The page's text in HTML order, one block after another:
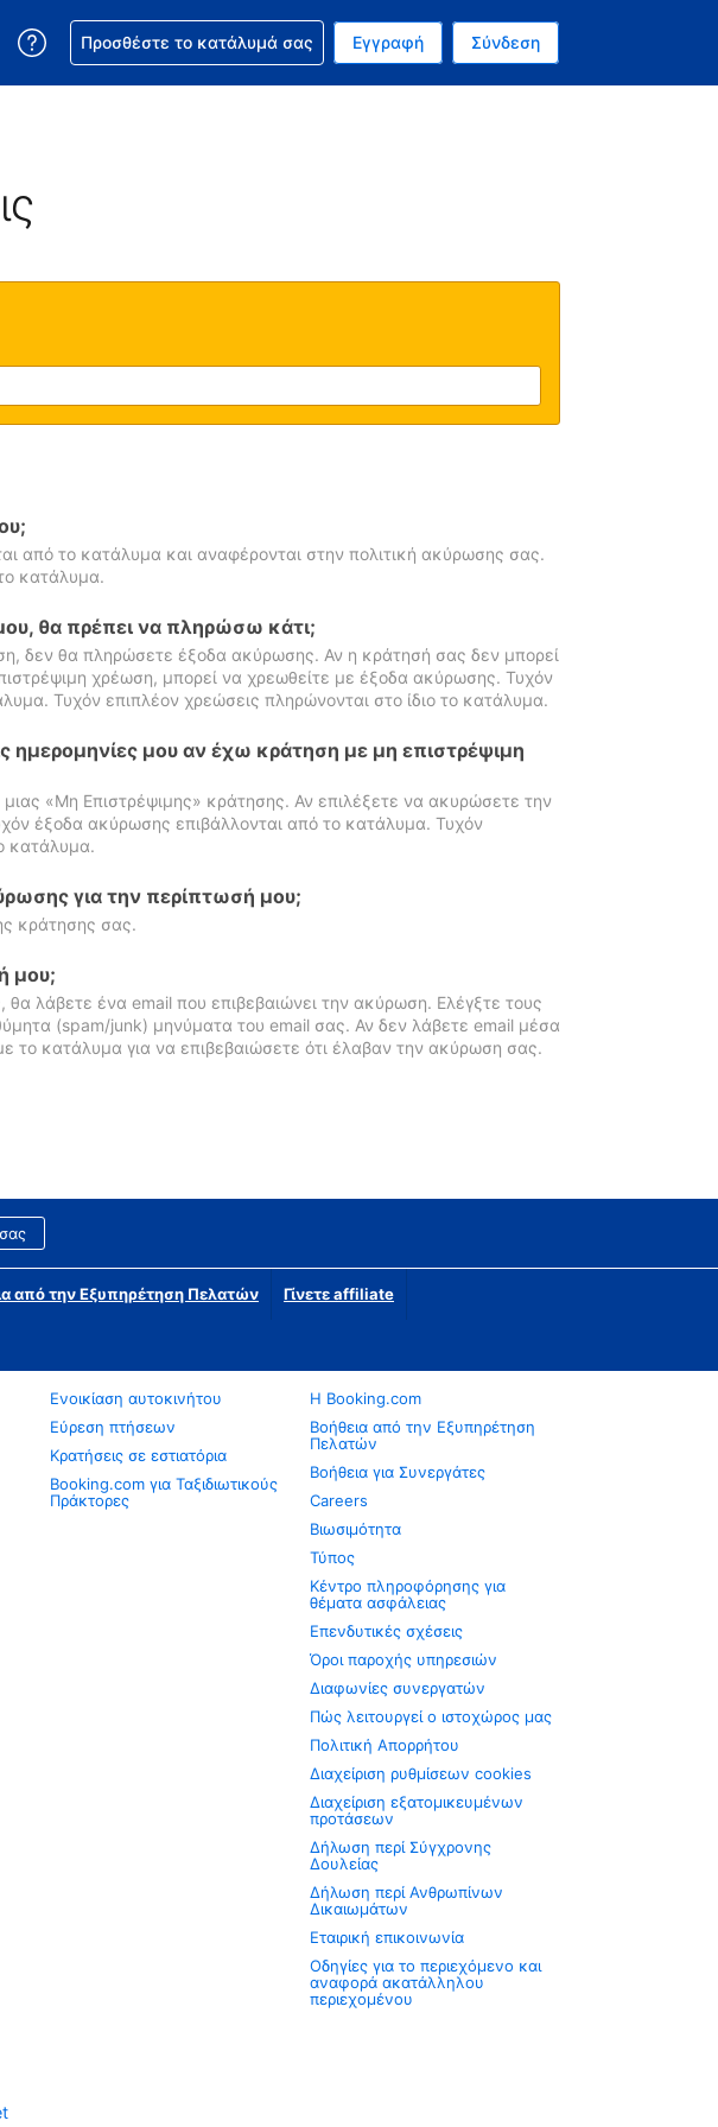
σας. Το τωρινό σας νόμισμα είναι Δολάριο Η.Π.Α.
τη γλώσσα σας. Η τωρινή σας γλώσσα είναι τα Ελληνικά
Βοήθεια για την κράτησή σας
Προσθέστε το κατάλυμά σας Εγγραφή Σύνδεση
από το κατάλυμα και αναφέρονται στην πολιτική ακύρωσης σας.
κατάλυμα.
θα πρέπει να πληρώσω κάτι;
δεν θα πληρώσετε έξοδα ακύρωσης. Αν η κράτησή σας δεν μπορεί
χρέωση, μπορεί να χρεωθείτε με έξοδα ακύρωσης. Τυχόν
Τυχόν επιπλέον χρεώσεις πληρώνονται στο ίδιο το κατάλυμα.
μου αν έχω κράτηση με μη επιστρέψιμη
«Μη Επιστρέψιμης» κράτησης. Αν επιλέξετε να ακυρώσετε την
έξοδα ακύρωσης επιβάλλονται από το κατάλυμα. Τυχόν
κατάλυμα.
για την περίπτωσή μου;
κράτησης σας.
μου;
λάβετε ένα email που επιβεβαιώνει την ακύρωση. Ελέγξτε τους
(spam/junk) μηνύματα του email σας. Αν δεν λάβετε email μέσα
το κατάλυμα για να επιβεβαιώσετε ότι έλαβαν την ακύρωση σας.
από την Εξυπηρέτηση Πελατών Γίνετε affiliate
Ενοικίαση αυτοκινήτου
Εύρεση πτήσεων
Κρατήσεις σε εστιατόρια
Booking.com για Ταξιδιωτικούς
Πράκτορες
Η Booking.com
Βοήθεια από την Εξυπηρέτηση
Πελατών
Βοήθεια για Συνεργάτες
Careers
Βιωσιμότητα
Τύπος
Κέντρο πληροφόρησης για
θέματα ασφάλειας
Επενδυτικές σχέσεις
Όροι παροχής υπηρεσιών
Διαφωνίες συνεργατών
Πώς λειτουργεί ο ιστοχώρος μας
Πολιτική Απορρήτου
Διαχείριση ρυθμίσεων cookies
Διαχείριση εξατομικευμένων
προτάσεων
Δήλωση περί Σύγχρονης
Δουλείας
Δήλωση περί Ανθρωπίνων
Δικαιωμάτων
Εταιρική επικοινωνία
Οδηγίες για το περιεχόμενο και
αναφορά ακατάλληλου
περιεχομένου